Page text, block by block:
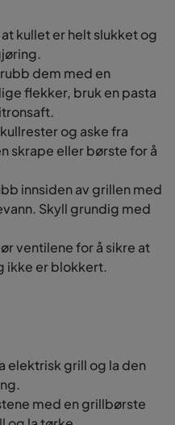
kullet er helt slukket og
dem med en
flekker, bruk en pasta
og aske fra
skrape eller børste for å
innsiden av grillen med
Skyll grundig med
ventilene for å sikre at
ikke er blokkert.
elektrisk grill og la den
med en grillbørste